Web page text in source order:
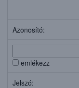
Azonosító:
emlékezz
Jelszó: